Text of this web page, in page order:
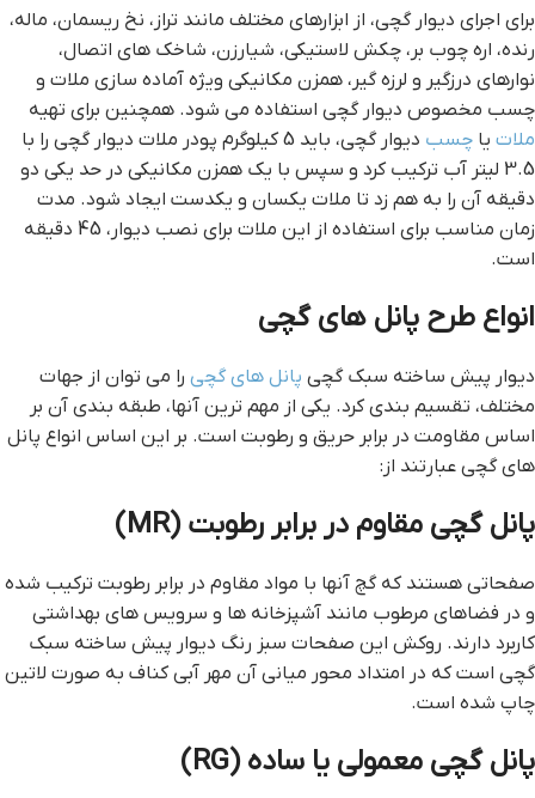
برای اجرای دیوار گچی، از ابزارهای مختلف مانند تراز، نخ ریسمان، ماله،
رنده، اره چوب بر، چکش لاستیکی، شیارزن، شاخک های اتصال،
نوارهای درزگیر و لرزه گیر، همزن مکانیکی ویژه آماده سازی ملات و
چسب مخصوص دیوار گچی استفاده می شود. همچنین برای تهیه
ملات یا چسب
دیوار گچی، باید 5 کیلوگرم پودر ملات دیوار گچی را با
3.5 لیتر آب ترکیب کرد و سپس با یک همزن مکانیکی در حد یکی دو
دقیقه آن را به هم زد تا ملات یکسان و یکدست ایجاد شود. مدت
زمان مناسب برای استفاده از این ملات برای نصب دیوار، 45 دقیقه
است.
انواع طرح پانل های گچی
دیوار پیش ساخته سبک گچی پانل های گچی را می توان از جهات
مختلف، تقسیم بندی کرد. یکی از مهم ترین آنها، طبقه بندی آن بر
اساس مقاومت در برابر حریق و رطوبت است. بر این اساس انواع پانل
های گچی عبارتند از:
پانل گچی مقاوم در برابر رطوبت (MR)
صفحاتی هستند که گچ آنها با مواد مقاوم در برابر رطوبت ترکیب شده
و در فضاهای مرطوب مانند آشپزخانه ‌ها و سرویس های بهداشتی
کاربرد دارند. روکش این صفحات سبز رنگ دیوار پیش ساخته سبک
گچی است که در امتداد محور میانی آن مهر آبی کناف به صورت لاتین
چاپ شده است.
پانل گچی معمولی یا ساده (RG)